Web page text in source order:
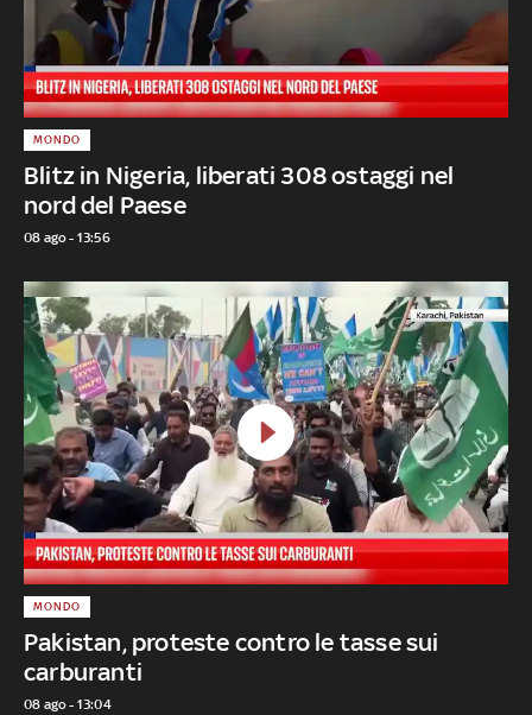
Blitz in Nigeria, liberati 308 ostaggi nel
nord del Paese
MONDO
08 ago - 13:56
Pakistan, proteste contro le tasse sui
carburanti
MONDO
08 ago - 13:04